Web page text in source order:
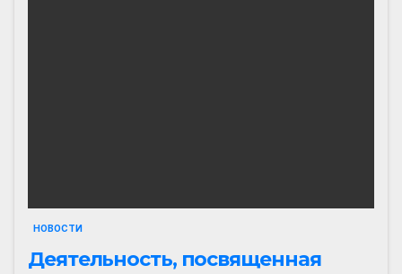
НОВОСТИ
Деятельность, посвященная